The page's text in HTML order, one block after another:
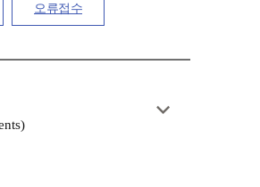
오류접수